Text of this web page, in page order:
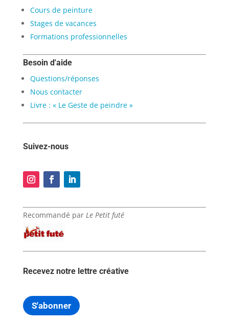
Cours de peinture
Stages de vacances
Formations professionnelles
Besoin d'aide
Questions/réponses
Nous contacter
Livre : « Le Geste de peindre »
Suivez-nous
Recommandé par Le Petit futé
Recevez notre lettre créative
S'abonner